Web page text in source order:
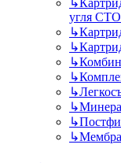
↳
угля CTO
↳
↳
↳
↳
↳
↳
↳
↳